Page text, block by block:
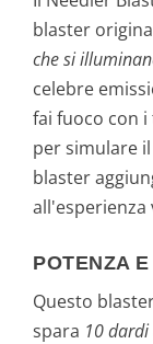
blaster
che si
celebre
fai fuoco con
per simulare
blaster
all'esperienza
POTENZA
Questo
spara 10